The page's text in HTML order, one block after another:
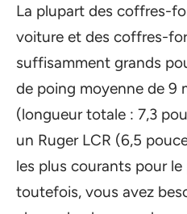
La plupart des coffres-
voiture et des coffres-
suffisamment grands
de poing moyenne de 9
(longueur totale : 7,3
un Ruger LCR (6,5
les plus courants pour
toutefois, vous avez